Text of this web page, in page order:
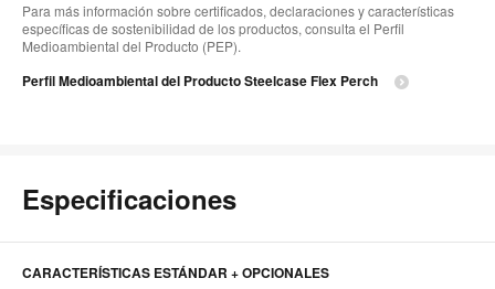
Para más información sobre certificados, declaraciones y características
específicas de sostenibilidad de los productos, consulta el Perfil
Medioambiental del Producto (PEP).
Perfil Medioambiental del Producto Steelcase Flex Perch
Especificaciones
CARACTERÍSTICAS ESTÁNDAR + OPCIONALES